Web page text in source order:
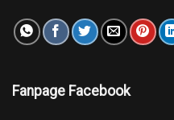
Fanpage Facebook